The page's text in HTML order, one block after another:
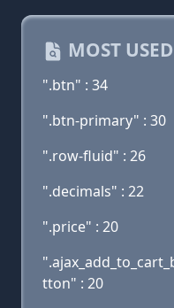
MOST
".btn" : 34
".btn-primary" : 30
".row-fluid" : 26
".decimals" : 22
".price" : 20
tton" : 20